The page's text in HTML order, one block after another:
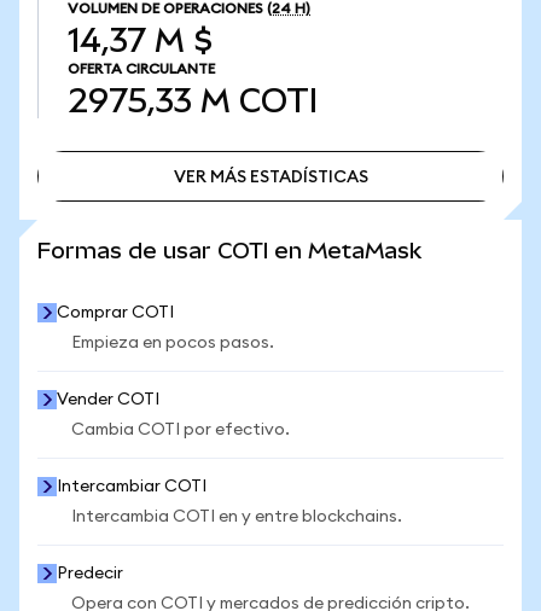
VOLUMEN DE OPERACIONES (24 H)
14,37 M $
OFERTA CIRCULANTE
2975,33 M COTI
VER MÁS ESTADÍSTICAS
Formas de usar COTI en MetaMask
Comprar COTI
Empieza en pocos pasos.
Vender COTI
Cambia COTI por efectivo.
Intercambiar COTI
Intercambia COTI en y entre blockchains.
Predecir
Opera con COTI y mercados de predicción cripto.